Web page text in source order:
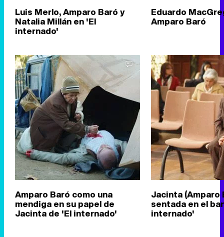
Luis Merlo, Amparo Baró y
Natalia Millán en 'El
internado'
Eduardo
Amparo Baró
Amparo Baró como una
mendiga en su papel de
Jacinta de 'El internado'
Jacinta (Amparo
sentada en el
internado'